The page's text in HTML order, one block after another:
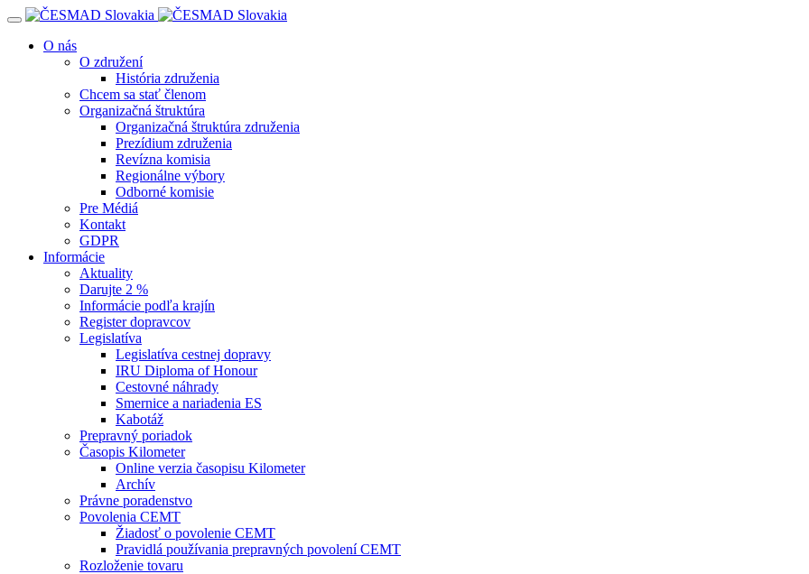
Navigácia
O nás
O združení
História združenia
Chcem sa stať členom
Organizačná štruktúra
Organizačná štruktúra združenia
Prezídium združenia
Revízna komisia
Regionálne výbory
Odborné komisie
Pre Médiá
Kontakt
GDPR
Informácie
Aktuality
Darujte 2 %
Informácie podľa krajín
Register dopravcov
Legislatíva
Legislatíva cestnej dopravy
IRU Diploma of Honour
Cestovné náhrady
Smernice a nariadenia ES
Kabotáž
Prepravný poriadok
Časopis Kilometer
Online verzia časopisu Kilometer
Archív
Právne poradenstvo
Povolenia CEMT
Žiadosť o povolenie CEMT
Pravidlá používania prepravných povolení CEMT
Rozloženie tovaru